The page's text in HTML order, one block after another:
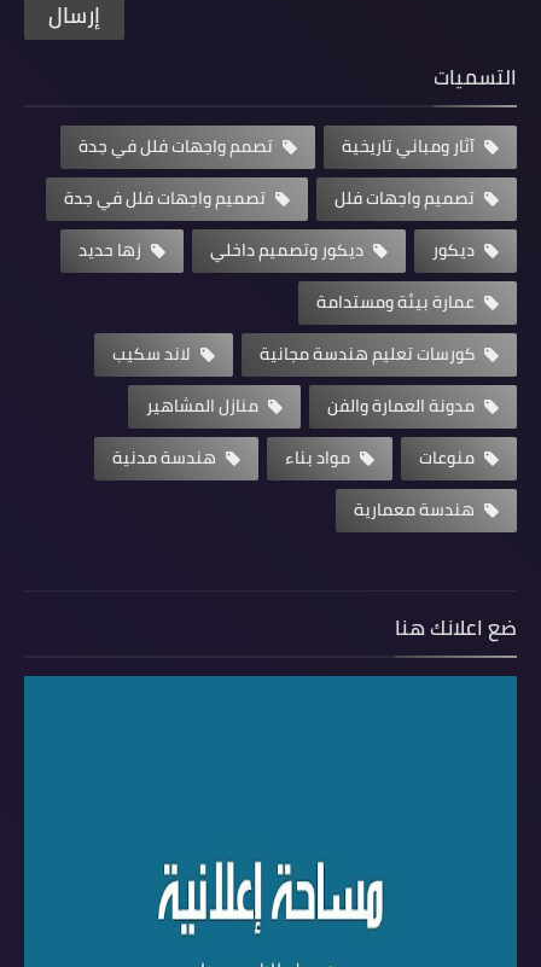
التسميات
آثار ومباني تاريخية
تصمم واجهات فلل في جدة
تصميم واجهات فلل
تصميم واجهات فلل في جدة
ديكور
ديكور وتصميم داخلي
زها حديد
عمارة بيئة ومستدامة
كورسات تعليم هندسة مجانية
لاند سكيب
مدونة العمارة والفن
منازل المشاهير
منوعات
مواد بناء
هندسة مدنية
هندسة معمارية
ضع اعلانك هنا